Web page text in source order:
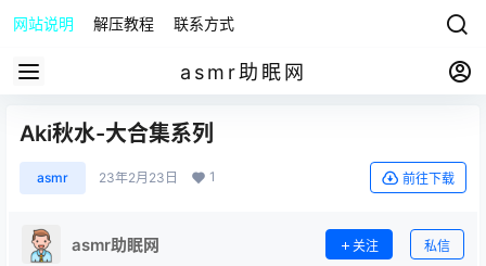
网站说明 解压教程 联系方式
asmr助眠网
Aki秋水-大合集系列
asmr 23年2月23日 1 前往下载
asmr助眠网 关注 私信